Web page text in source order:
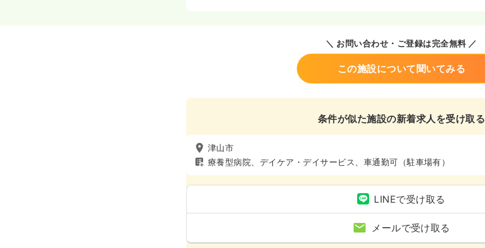
＼ お問い合わせ・ご登録は完全無料 ／
この施設について聞いてみる
条件が似た施設の新着求人を受け取る
津山市
療養型病院、デイケア・デイサービス、車通勤可（駐車場有）
LINEで受け取る
メールで受け取る